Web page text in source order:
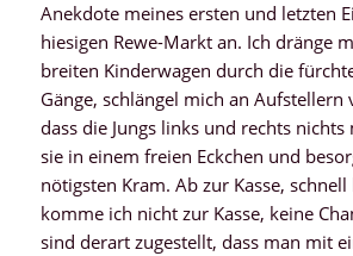
Anekdote meines ersten und letzten
hiesigen Rewe-Markt an. Ich dränge
breiten Kinderwagen durch die
Gänge, schlängel mich an Aufstellern
dass die Jungs links und rechts nichts
sie in einem freien Eckchen und
nötigsten Kram. Ab zur Kasse,
komme ich nicht zur Kasse, keine
sind derart zugestellt, dass man mit